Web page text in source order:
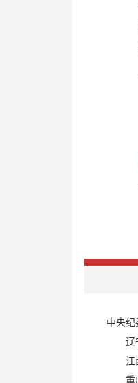
中央纪
辽
江
重